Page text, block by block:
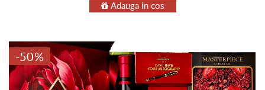
Adauga in cos
-50%